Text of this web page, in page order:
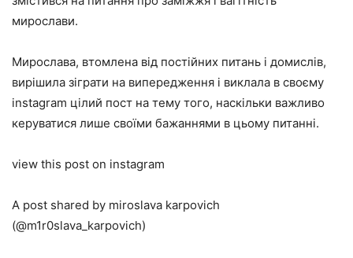
мирослави.
Мирослава, втомлена від постійних питань і домислів,
вирішила зіграти на випередження і виклала в своєму
instagram цілий пост на тему того, наскільки важливо
керуватися лише своїми бажаннями в цьому питанні.
view this post on instagram
A post shared by miroslava karpovich
(@m1r0slava_karpovich)